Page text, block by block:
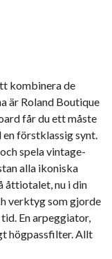
kombinera de
är Roland Boutique
får du ett måste
förstklassig synt.
spela vintage-
alla ikoniska
åttiotalet, nu i din
verktyg som gjorde
En arpeggiator,
högpassfilter. Allt